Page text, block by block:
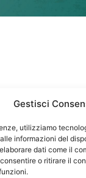
Gestisci
utilizziamo
informazioni del
dati come il
o ritirare il